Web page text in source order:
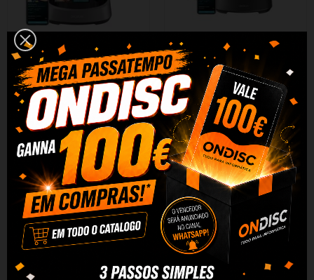
Robot Cozinha Mambo Touch
385,90 € 378,18 €
+ Adicionar
Robot Cozinha Cecotec
Mambo 11090 Habana
307,91 € 301,75 €
+ Adicionar